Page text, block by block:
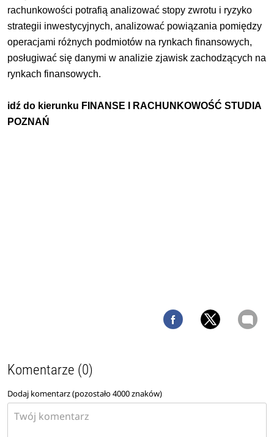
rachunkowości potrafią analizować stopy zwrotu i ryzyko
strategii inwestycyjnych, analizować powiązania pomiędzy
operacjami różnych podmiotów na rynkach finansowych,
posługiwać się danymi w analizie zjawisk zachodzących na
rynkach finansowych.
idź do kierunku FINANSE I RACHUNKOWOŚĆ STUDIA
POZNAŃ
Komentarze (0)
Dodaj komentarz (pozostało4000znaków)